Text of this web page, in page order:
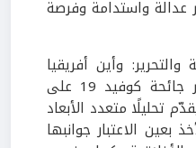
عدالة واستدامة وفرصة
وأين أفريقيا
في كل هذا؟" يطرح مسألة تأثير جائحة كوفيد 19 على
تحليلًا متعدد الأبعاد
بعين الاعتبار جوانبها